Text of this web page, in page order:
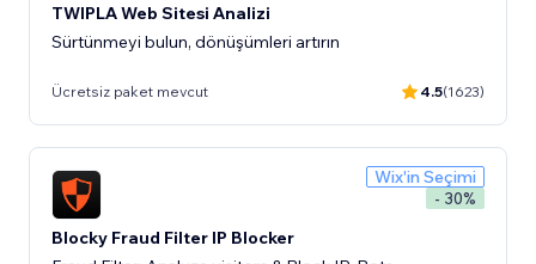
TWIPLA Web Sitesi Analizi
Sürtünmeyi bulun, dönüşümleri artırın
Ücretsiz paket mevcut 4.5(1623)
Wix'in Seçimi
- 30%
Blocky Fraud Filter IP Blocker